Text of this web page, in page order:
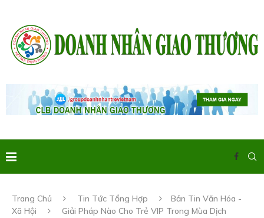
Trang Chủ Tin Tức Tổng Hợp
Bản Tin Văn Hóa -
Xã Hội
Giải Pháp Nào Cho Trẻ VIP Trong Mùa Dịch